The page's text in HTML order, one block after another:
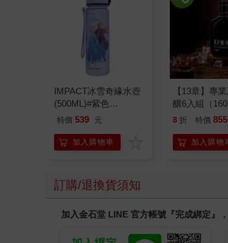
IMPACT冰雪奇緣水壺
(500ML)#紫色
IMDSB01PL
特價 539 元
加入購物車
【13章】專
釀6入組（
8 折 特價 855
加入購物
訂購/退換貨須知
加入金石堂 LINE 官方帳號『完成綁定』